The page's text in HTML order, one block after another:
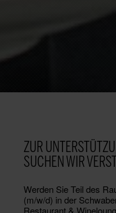
ZUR
SUCHEN WIR
Werden Sie Teil des
(m/w/d) in der
Restaurant &